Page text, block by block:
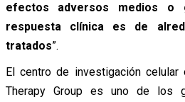
efectos adversos medios
respuesta clínica es de
tratados”.
El centro de investigación
Therapy Group es uno de los